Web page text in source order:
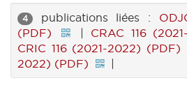
4 publications liées :
(PDF)
| CRAC 116
CRIC 116 (2021-2022) (PDF)
2022) (PDF)
|